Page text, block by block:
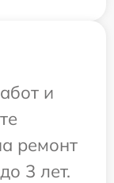
и
ремонт
3 лет.